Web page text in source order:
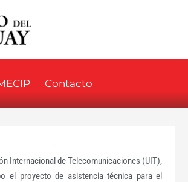
Contacto
Internacional de Telecomunicaciones (UIT),
el proyecto de asistencia técnica para el